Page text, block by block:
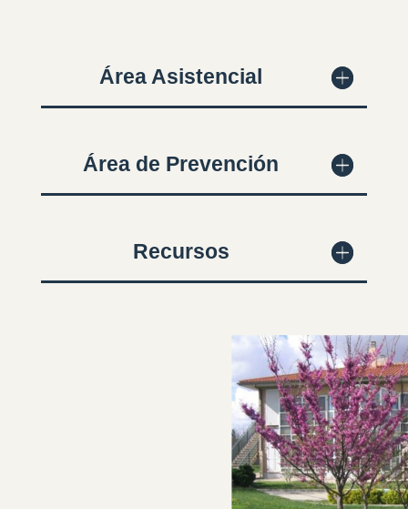
Área Asistencial
Área de Prevención
Recursos